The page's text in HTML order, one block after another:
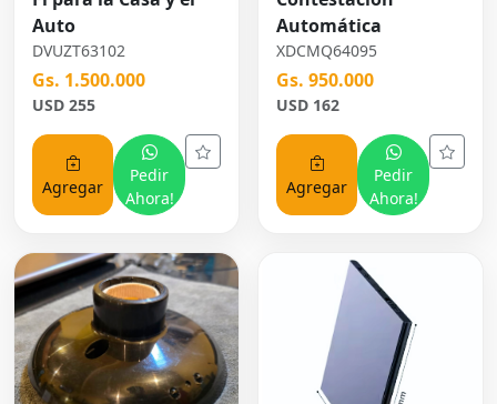
Auto
DVUZT63102
Gs. 1.500.000
USD 255
Agregar
Pedir
Ahora!
Automática
XDCMQ64095
Gs. 950.000
USD 162
Agregar
Pedir
Ahora!